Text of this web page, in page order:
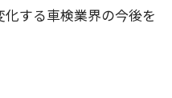
する車検業界の今後を